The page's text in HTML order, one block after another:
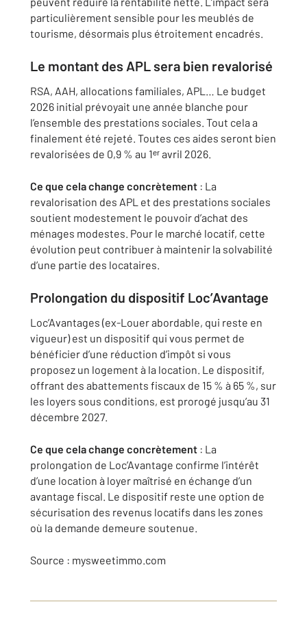
particulièrement sensible pour les meublés de
tourisme, désormais plus étroitement encadrés.
Le montant des APL sera bien revalorisé
RSA, AAH, allocations familiales, APL… Le budget
2026 initial prévoyait une année blanche pour
l’ensemble des prestations sociales. Tout cela a
finalement été rejeté. Toutes ces aides seront bien
revalorisées de 0,9 % au 1ᵉʳ avril 2026.
Ce que cela change concrètement : La
revalorisation des APL et des prestations sociales
soutient modestement le pouvoir d’achat des
ménages modestes. Pour le marché locatif, cette
évolution peut contribuer à maintenir la solvabilité
d’une partie des locataires.
Prolongation du dispositif Loc’Avantage
Loc’Avantages (ex-Louer abordable, qui reste en
vigueur) est un dispositif qui vous permet de
bénéficier d’une réduction d’impôt si vous
proposez un logement à la location. Le dispositif,
offrant des abattements fiscaux de 15 % à 65 %, sur
les loyers sous conditions, est prorogé jusqu’au 31
décembre 2027.
Ce que cela change concrètement : La
prolongation de Loc’Avantage confirme l’intérêt
d’une location à loyer maîtrisé en échange d’un
avantage fiscal. Le dispositif reste une option de
sécurisation des revenus locatifs dans les zones
où la demande demeure soutenue.
Source : mysweetimmo.com